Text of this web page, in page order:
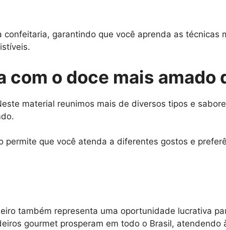
garantindo que você aprenda as técnicas
com o doce mais amado
material reunimos mais de diversos tipos e
que você atenda a diferentes gostos e
também representa uma oportunidade lucrativa
gourmet prosperam em todo o Brasil, atendendo